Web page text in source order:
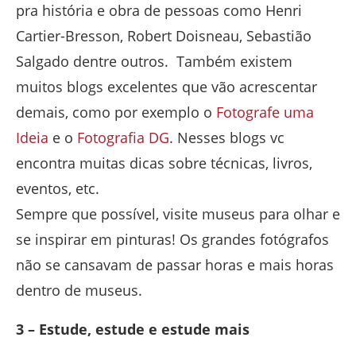
pra história e obra de pessoas como Henri
Cartier-Bresson, Robert Doisneau, Sebastião
Salgado dentre outros. Também existem
muitos blogs excelentes que vão acrescentar
demais, como por exemplo o Fotografe uma
Ideia e o Fotografia DG. Nesses blogs vc
encontra muitas dicas sobre técnicas, livros,
eventos, etc.
Sempre que possível, visite museus para olhar e
se inspirar em pinturas! Os grandes fotógrafos
não se cansavam de passar horas e mais horas
dentro de museus.
3 – Estude, estude e estude mais